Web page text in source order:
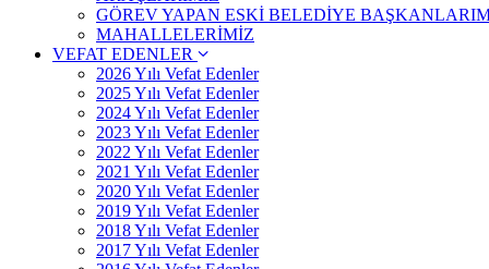
GÖREV YAPAN ESKİ BELEDİYE
MAHALLELERİMİZ
VEFAT EDENLER
2026 Yılı Vefat Edenler
2025 Yılı Vefat Edenler
2024 Yılı Vefat Edenler
2023 Yılı Vefat Edenler
2022 Yılı Vefat Edenler
2021 Yılı Vefat Edenler
2020 Yılı Vefat Edenler
2019 Yılı Vefat Edenler
2018 Yılı Vefat Edenler
2017 Yılı Vefat Edenler